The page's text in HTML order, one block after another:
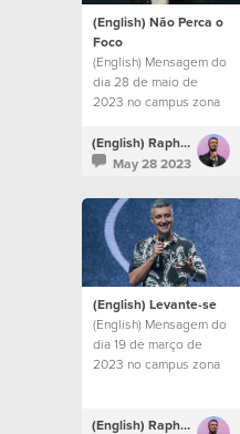
(English) Não Perca o
Foco
(English) Mensagem do
dia 28 de maio de
2023 no campus zona
(English) Raphael Galante
May 28 2023
(English) Levante-se
(English) Mensagem do
dia 19 de março de
2023 no campus zona
(English) Raphael Galante